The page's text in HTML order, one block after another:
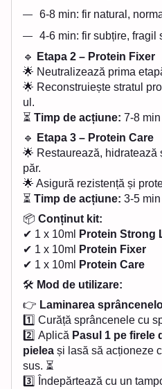
6-8 min: fir natural,
4-6 min: fir subțire, fragil
🔹
Etapa 2 – Protein Fixer
🌟 Neutralizează prima
🌟 Reconstruiește stratul
ul.
⏳ Timp de acțiune: 7-8 min
🔹
Etapa 3 – Protein Care
🌟 Restaurează, hidratează
păr.
🌟 Asigură rezistență și
⏳ Timp de acțiune: 3-5 min
📦 Conținut kit:
✔ 1 x 10ml
Protein Strong
✔ 1 x 10ml
Protein Fixer
✔ 1 x 10ml
Protein Care
🛠 Mod de utilizare:
👉 Laminarea
1️⃣ Curăță sprâncenele cu
2️⃣ Aplică Pasul 1 pe firele
pielea și lasă să acționeze
sus. ⏳
3️⃣ Îndepărtează cu un